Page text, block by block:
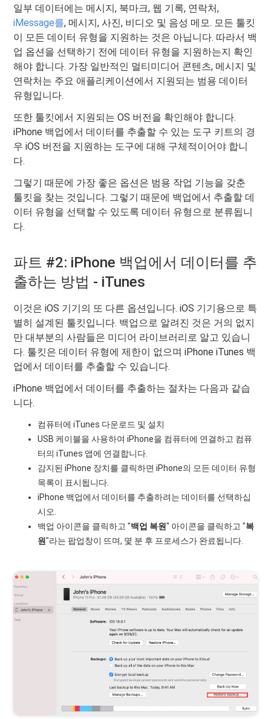
일부 데이터에는 메시지, 북마크, 웹 기록, 연락처,
iMessage를, 메시지, 사진, 비디오 및 음성 메모. 모든 툴킷
이 모든 데이터 유형을 지원하는 것은 아닙니다. 따라서 백
업 옵션을 선택하기 전에 데이터 유형을 지원하는지 확인
해야 합니다. 가장 일반적인 멀티미디어 콘텐츠, 메시지 및
연락처는 주요 애플리케이션에서 지원되는 범용 데이터
유형입니다.
또한 툴킷에서 지원되는 OS 버전을 확인해야 합니다.
iPhone 백업에서 데이터를 추출할 수 있는 도구 키트의 경
우 iOS 버전을 지원하는 도구에 대해 구체적이어야 합니
다.
그렇기 때문에 가장 좋은 옵션은 범용 작업 기능을 갖춘
툴킷을 찾는 것입니다. 그렇기 때문에 백업에서 추출할 데
이터 유형을 선택할 수 있도록 데이터 유형으로 분류됩니
다.
파트 #2: iPhone 백업에서 데이터를 추
출하는 방법 - iTunes
이것은 iOS 기기의 또 다른 옵션입니다. iOS 기기용으로 특
별히 설계된 툴킷입니다. 백업으로 알려진 것은 거의 없지
만 대부분의 사람들은 미디어 라이브러리로 알고 있습니
다. 툴킷은 데이터 유형에 제한이 없으며 iPhone iTunes 백
업에서 데이터를 추출할 수 있습니다.
iPhone 백업에서 데이터를 추출하는 절차는 다음과 같습
니다.
컴퓨터에 iTunes 다운로드 및 설치
USB 케이블을 사용하여 iPhone을 컴퓨터에 연결하고 컴퓨
터의 iTunes 앱에 연결합니다.
감지된 iPhone 장치를 클릭하면 iPhone의 모든 데이터 유형
목록이 표시됩니다.
iPhone 백업에서 데이터를 추출하려는 데이터를 선택하십
시오.
백업 아이콘을 클릭하고 "백업 복원" 아이콘을 클릭하고 "복
원"라는 팝업창이 뜨며, 몇 분 후 프로세스가 완료됩니다.